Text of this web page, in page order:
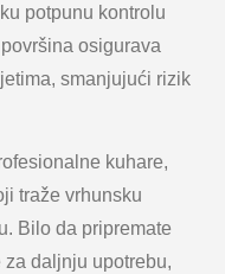
potpunu kontrolu
osigurava
smanjujući rizik
kuhare,
traže vrhunsku
Bilo da pripremate
daljnju upotrebu,